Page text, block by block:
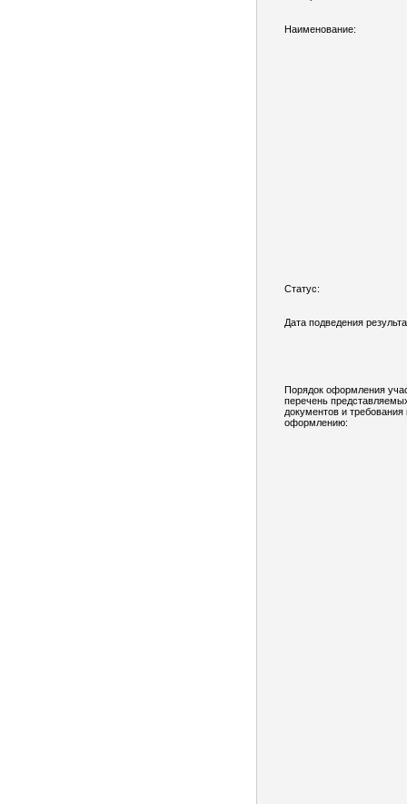
Наименование:
Статус:
Дата подведения
Порядок оформления
перечень
документов и требования
оформлению: